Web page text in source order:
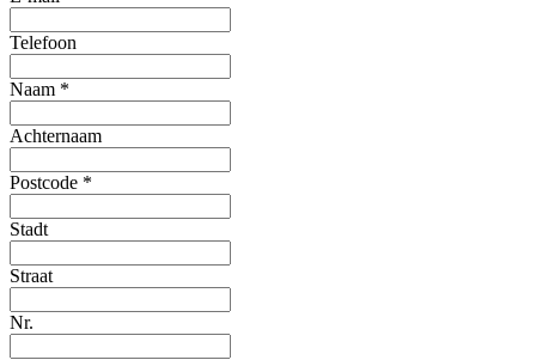
Telefoon
Naam *
Achternaam
Postcode *
Stadt
Straat
Nr.